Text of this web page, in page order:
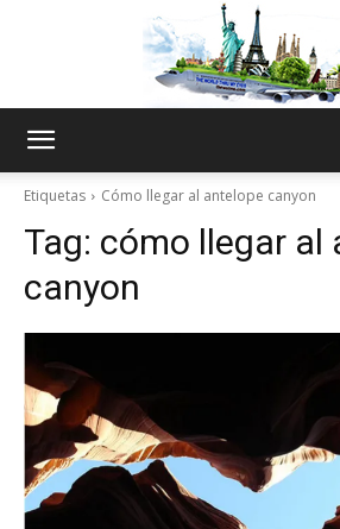
My
Etiquetas Cómo llegar al antelope canyon
Tag: cómo llegar al
canyon